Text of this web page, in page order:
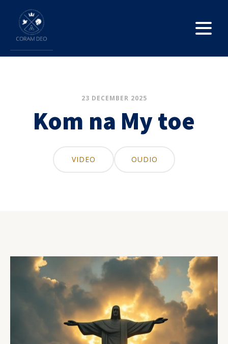
23 DECEMBER 2025
Kom na My toe
VIDEO OUDIO